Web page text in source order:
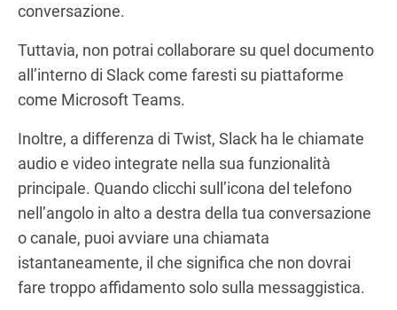
conversazione.
Tuttavia, non potrai collaborare su quel documento
all’interno di Slack come faresti su piattaforme
come Microsoft Teams.
Inoltre, a differenza di Twist, Slack ha le chiamate
audio e video integrate nella sua funzionalità
principale. Quando clicchi sull’icona del telefono
nell’angolo in alto a destra della tua conversazione
o canale, puoi avviare una chiamata
istantaneamente, il che significa che non dovrai
fare troppo affidamento solo sulla messaggistica.